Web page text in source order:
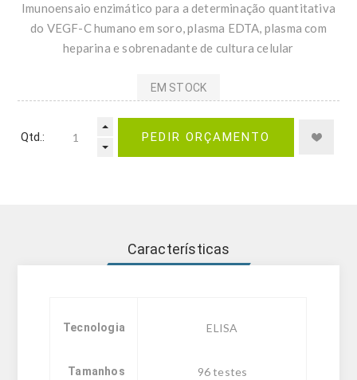
Imunoensaio enzimático para a determinação quantitativa
do VEGF-C humano em soro, plasma EDTA, plasma com
heparina e sobrenadante de cultura celular
EM STOCK
Qtd.: PEDIR ORÇAMENTO
Características
Tecnologia ELISA
Tamanhos 96 testes